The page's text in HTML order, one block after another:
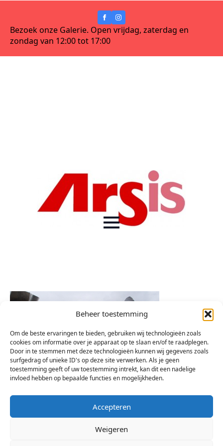
Beheer toestemming
Om de beste ervaringen te bieden, gebruiken wij technologieën zoals
cookies om informatie over je apparaat op te slaan en/of te raadplegen.
Door in te stemmen met deze technologieën kunnen wij gegevens zoals
surfgedrag of unieke ID's op deze site verwerken. Als je geen
toestemming geeft of uw toestemming intrekt, kan dit een nadelige
invloed hebben op bepaalde functies en mogelijkheden.
Accepteren
Weigeren
Bezoek onze Galerie. Open vrijdag, zaterdag en
zondag van 12:00 tot 17:00